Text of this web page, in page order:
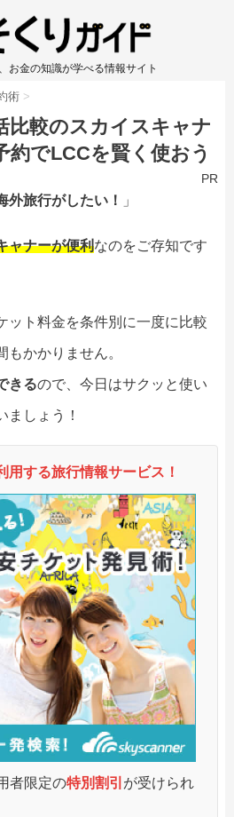
お金の知識が学べる情報サイト
術 >
比較のスカイスキャナ
約でLCCを賢く使おう
PR
外旅行がしたい！ 」
ャナーが便利なのをご存知です
ット料金を条件別に一度に比較
もかかりません。
きるので、今日はサクッと使い
ましょう！
用する旅行情報サービス！
者限定の特別割引 が受けられ